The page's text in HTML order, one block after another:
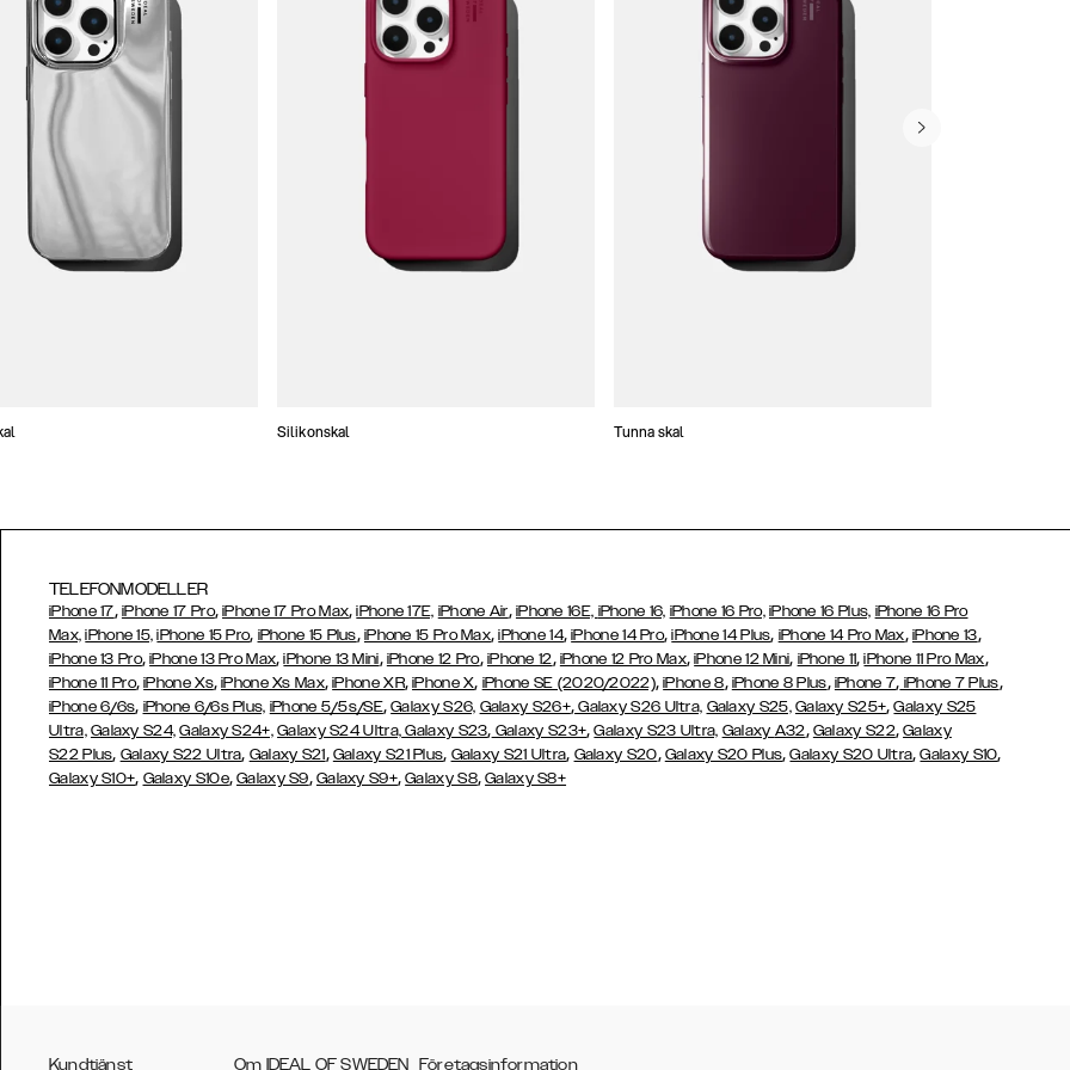
Silikonskal Tunna skal
TELEFONMODELLER
iPhone 17, iPhone 17 Pro,iPhone 17 Pro Max,iPhone 17E, iPhone Air, iPhone 16E, iPhone 16, iPhone 16 Pro, iPhone 16 Plus, iPhone 16 Pro
Max, iPhone 15, iPhone 15 Pro, iPhone 15 Plus, iPhone 15 Pro Max,iPhone 14,iPhone 14 Pro,iPhone 14 Plus, iPhone 14 Pro Max, iPhone 13,
iPhone 13 Pro,iPhone 13 Pro Max,iPhone 13 Mini, iPhone 12 Pro, iPhone 12, iPhone 12 Pro Max,iPhone 12 Mini, iPhone 11,iPhone 11 Pro Max,
iPhone 11 Pro,iPhone Xs,iPhone Xs Max,iPhone XR,iPhone X, iPhone SE (2020/2022),iPhone 8, iPhone 8 Plus, iPhone 7, iPhone 7 Plus,
iPhone 6/6s, iPhone 6/6s Plus, iPhone 5/5s/SE,Galaxy S26, Galaxy S26+,Galaxy S26 Ultra, Galaxy S25, Galaxy S25+,Galaxy S25
Ultra, Galaxy S24, Galaxy S24+, Galaxy S24 Ultra, Galaxy S23, Galaxy S23+,Galaxy S23 Ultra, Galaxy A32, Galaxy S22,Galaxy
S22 Plus, Galaxy S22 Ultra, Galaxy S21, Galaxy S21 Plus, Galaxy S21 Ultra, Galaxy S20, Galaxy S20 Plus,Galaxy S20 Ultra,Galaxy S10,
Galaxy S10+, Galaxy S10e,Galaxy S9, Galaxy S9+,Galaxy S8,Galaxy S8+
Kundtjänst Om IDEAL OF SWEDEN Företagsinformation